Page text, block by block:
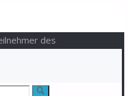
Suche
des